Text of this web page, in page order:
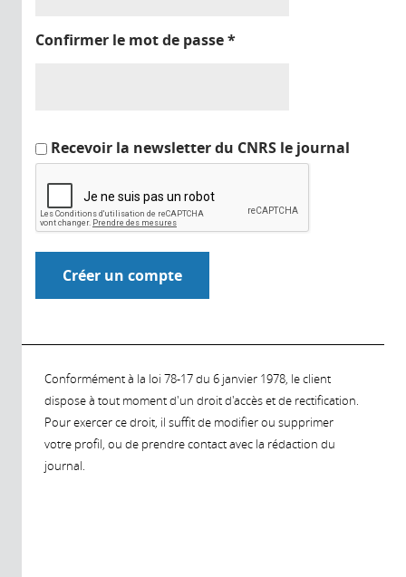
Confirmer le mot de passe*
Recevoir la newsletter du CNRS le journal
Conformément à la loi 78-17 du 6 janvier 1978, le client
dispose à tout moment d'un droit d'accès et de rectification.
Pour exercer ce droit, il suffit de modifier ou supprimer
votre profil, ou de prendre contact avec la rédaction du
journal.